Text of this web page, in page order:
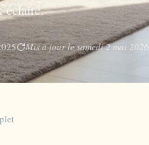
Mis à jour le samedi 2 mai 2026